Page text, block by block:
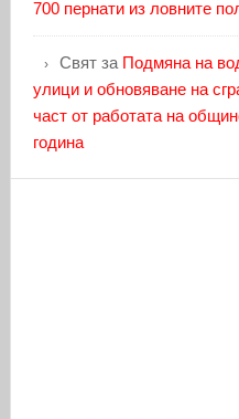
700 пернати из ловните
Святза Подмяна на
улици и обновяване на
част от работата на
година